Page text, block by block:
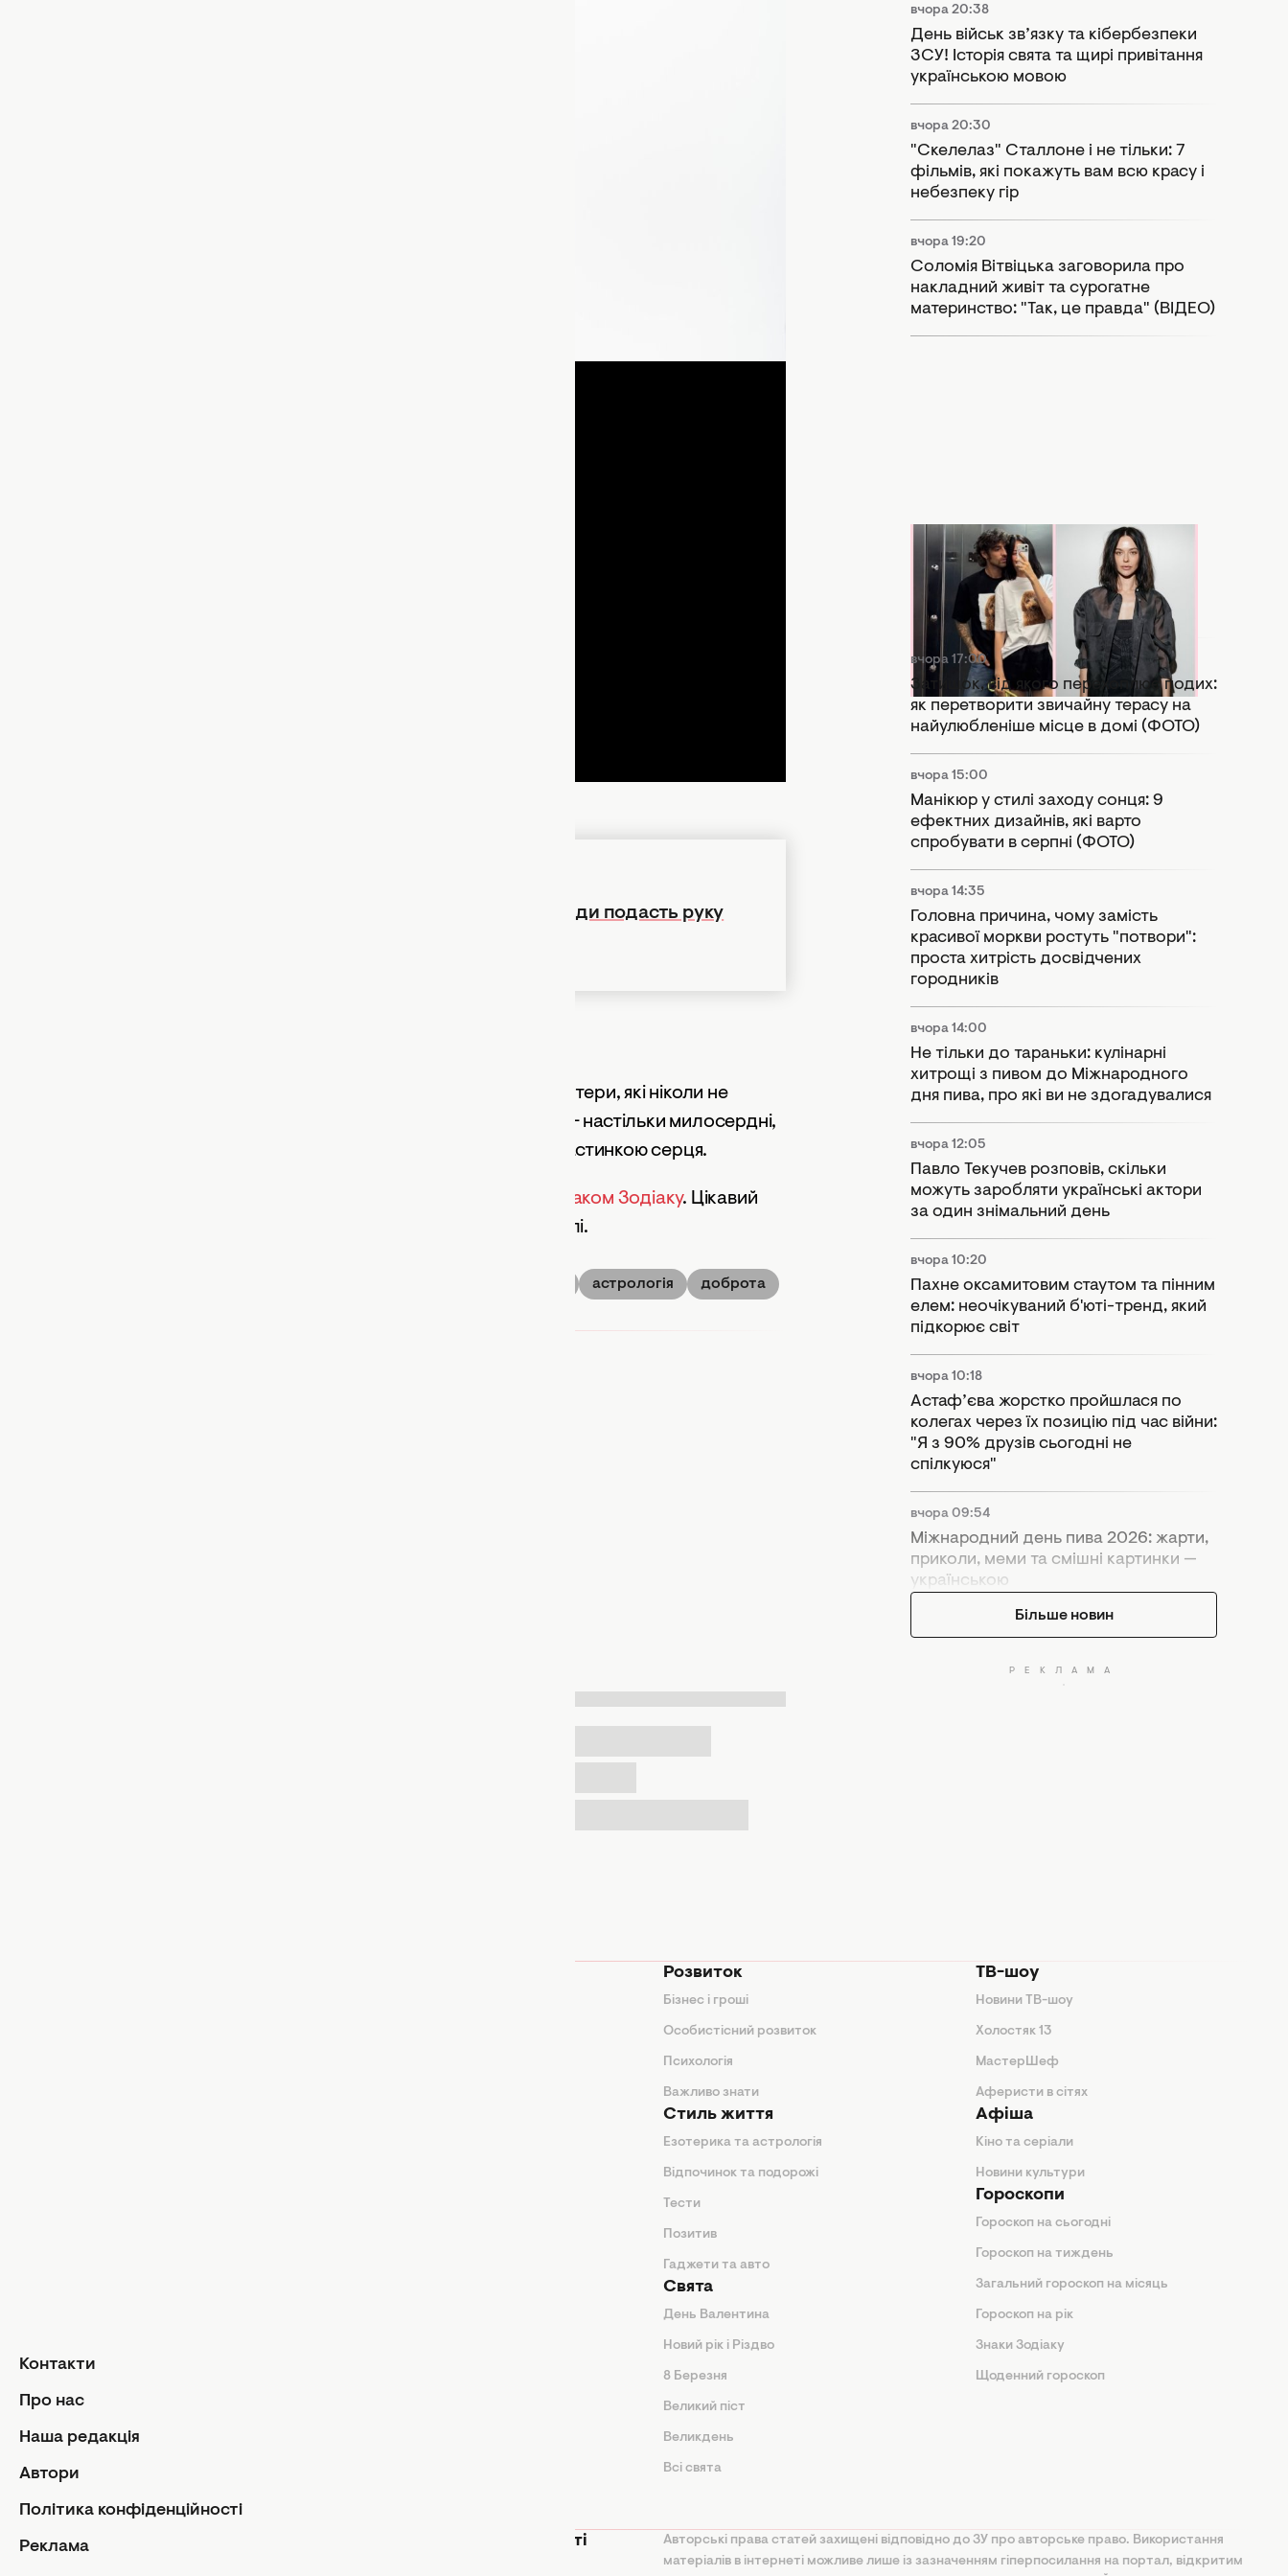
Контакти
Про нас
Наша редакція
Автори
Політика конфіденційності
Реклама
Наймилосердніші знаки Зодіаку — ось хто завжди подасть руку
Ці люди чуйні та щедрі, вони — хороші та чесані волонтери, які ніколи не
візьмуть собі речі, що належать іншим. Саме Терези — настільки милосердні,
що готові поділитися з нужденним і їжею, і одягом, і частинкою серця.
яка ви рослина за знаком Зодіаку. Цікавий
флористичний гороскоп знайдете у нашому матеріалі.
астрологія доброта
вчора 20:38
День військ зв’язку та кібербезпеки
ЗСУ! Історія свята та щирі привітання
українською мовою
вчора 20:30
"Скелелаз" Сталлоне і не тільки: 7
фільмів, які покажуть вам всю красу і
небезпеку гір
вчора 19:20
Соломія Вітвіцька заговорила про
накладний живіт та сурогатне
материнство: "Так, це правда" (ВІДЕО)
вчора 17:57
Копія колишньої: у Мережі активно
порівнюють нову дівчину Дантеса з
Дорофєєвою (ФОТО)
вчора 17:00
Затишок, від якого перехоплює подих:
як перетворити звичайну терасу на
найулюбленіше місце в домі (ФОТО)
вчора 15:00
Манікюр у стилі заходу сонця: 9
ефектних дизайнів, які варто
спробувати в серпні (ФОТО)
вчора 14:35
Головна причина, чому замість
красивої моркви ростуть "потвори":
проста хитрість досвідчених
городників
вчора 14:00
Не тільки до тараньки: кулінарні
хитрощі з пивом до Міжнародного
дня пива, про які ви не здогадувалися
вчора 12:05
Павло Текучев розповів, скільки
можуть заробляти українські актори
за один знімальний день
вчора 10:20
Пахне оксамитовим стаутом та пінним
елем: неочікуваний б'юті-тренд, який
підкорює світ
вчора 10:18
Астаф’єва жорстко пройшлася по
колегах через їх позицію під час війни:
"Я з 90% друзів сьогодні не
спілкуюся"
вчора 09:54
Міжнародний день пива 2026: жарти,
приколи, меми та смішні картинки —
українською
Більше новин
Здоров'я
Розвиток
Бізнес і гроші
Особистісний розвиток
Психологія
Важливо знати
Стиль життя
Езотерика та астрологія
Відпочинок та подорожі
Тести
Позитив
Гаджети та авто
Свята
День Валентина
Новий рік і Різдво
8 Березня
Великий піст
Великдень
Всі свята
ТВ-шоу
Новини ТВ-шоу
Холостяк 13
МастерШеф
Аферисти в сітях
Афіша
Кіно та серіали
Новини культури
Гороскопи
Гороскоп на сьогодні
Гороскоп на тиждень
Загальний гороскоп на місяць
Гороскоп на рік
Знаки Зодіаку
Щоденний гороскоп
Автори
Політика конфіденційності
Авторські права статей захищені відповідно до ЗУ про авторське право. Використання
матеріалів в інтернеті можливе лише із зазначенням гіперпосилання на портал, відкритим